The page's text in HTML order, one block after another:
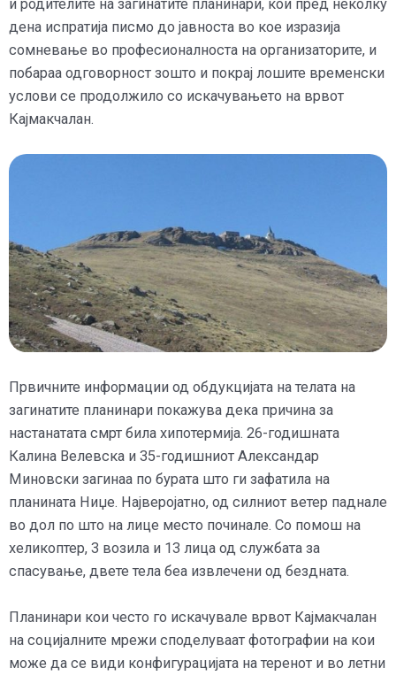
и родителите на загинатите планинари, кои пред неколку
дена испратија писмо до јавноста во кое изразија
сомневање во професионалноста на организаторите, и
побараа одговорност зошто и покрај лошите временски
услови се продолжило со искачувањето на врвот
Кајмакчалан.
Првичните информации од обдукцијата на телата на
загинатите планинари покажува дека причина за
настанатата смрт била хипотермија. 26-годишната
Калина Велевска и 35-годишниот Александар
Миновски загинаа по бурата што ги зафатила на
планината Ниџе. Најверојатно, од силниот ветер паднале
во дол по што на лице место починале. Со помош на
хеликоптер, 3 возила и 13 лица од службата за
спасување, двете тела беа извлечени од бездната.
Планинари кои често го искачувале врвот Кајмакчалан
на социјалните мрежи споделуваат фотографии на кои
може да се види конфигурацијата на теренот и во летни